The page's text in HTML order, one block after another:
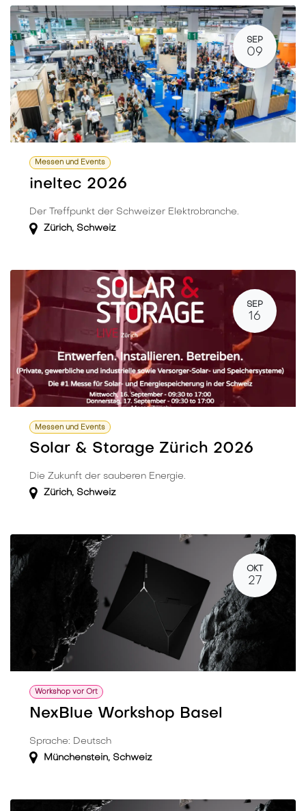
SEP
09
Messen und Events
ineltec 2026
Der Treffpunkt der Schweizer Elektrobranche.
Zürich, Schweiz
SEP
16
Messen und Events
Solar & Storage Zürich 2026
Die Zukunft der sauberen Energie.
Zürich, Schweiz
OKT
27
Workshop vor Ort
NexBlue Workshop Basel
Sprache: Deutsch
Münchenstein, Schweiz